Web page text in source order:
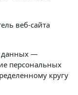
веб-сайта
данных —
персональных
кругу